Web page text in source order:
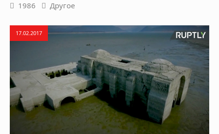
1986 Другое
17.02.2017